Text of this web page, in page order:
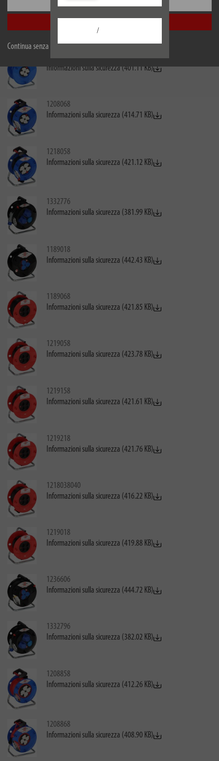
Continua senza accettare
/
1198568
Informazioni sulla sicurezza (408.28 KB)
1208018
Informazioni sulla sicurezza (401.11 KB)
1208068
Informazioni sulla sicurezza (414.71 KB)
1218058
Informazioni sulla sicurezza (421.12 KB)
1332776
Informazioni sulla sicurezza (381.99 KB)
1189018
Informazioni sulla sicurezza (442.43 KB)
1189068
Informazioni sulla sicurezza (421.85 KB)
1219058
Informazioni sulla sicurezza (423.78 KB)
1219158
Informazioni sulla sicurezza (421.61 KB)
1219218
Informazioni sulla sicurezza (421.76 KB)
1218038040
Informazioni sulla sicurezza (416.22 KB)
1219018
Informazioni sulla sicurezza (419.88 KB)
1236606
Informazioni sulla sicurezza (444.72 KB)
1332796
Informazioni sulla sicurezza (382.02 KB)
1208858
Informazioni sulla sicurezza (412.26 KB)
1208868
Informazioni sulla sicurezza (408.90 KB)